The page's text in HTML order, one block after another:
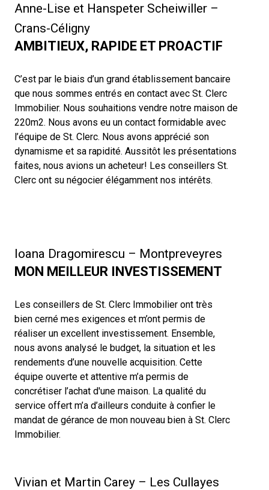
Anne-Lise et Hanspeter Scheiwiller –
Crans-Céligny
AMBITIEUX, RAPIDE ET PROACTIF
C’est par le biais d’un grand établissement bancaire
que nous sommes entrés en contact avec St. Clerc
Immobilier. Nous souhaitions vendre notre maison de
220m2. Nous avons eu un contact formidable avec
l’équipe de St. Clerc. Nous avons apprécié son
dynamisme et sa rapidité. Aussitôt les présentations
faites, nous avions un acheteur! Les conseillers St.
Clerc ont su négocier élégamment nos intérêts.
Ioana Dragomirescu – Montpreveyres
MON MEILLEUR INVESTISSEMENT
Les conseillers de St. Clerc Immobilier ont très
bien cerné mes exigences et m’ont permis de
réaliser un excellent investissement. Ensemble,
nous avons analysé le budget, la situation et les
rendements d’une nouvelle acquisition. Cette
équipe ouverte et attentive m’a permis de
concrétiser l’achat d'une maison. La qualité du
service offert m’a d’ailleurs conduite à confier le
mandat de gérance de mon nouveau bien à St. Clerc
Immobilier.
Vivian et Martin Carey – Les Cullayes